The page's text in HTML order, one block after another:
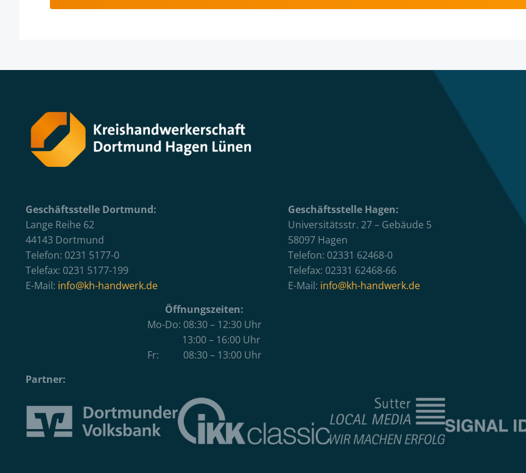
Geschäftsstelle Dortmund:
Lange Reihe 62
44143 Dortmund
Telefon: 0231 5177-0
Telefax: 0231 5177-199
E-Mail: info@kh-handwerk.de
Geschäftsstelle Hagen:
Universitätsstr. 27 – Gebäude 5
58097 Hagen
Telefon: 02331 62468-0
Telefax: 02331 62468-66
E-Mail: info@kh-handwerk.de
Öffnungszeiten:
Mo-Do: 08:30 – 12:30 Uhr
13:00 – 16:00 Uhr
Fr: 08:30 – 13:00 Uhr
Partner: